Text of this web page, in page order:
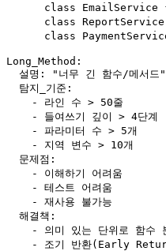
class EmailService
class ReportService
class
Long_Method:
  설명: "너무 긴 함수/메서드"
  탐지_기준:
    - 라인 수 > 50줄
    - 들여쓰기 깊이 > 4단계
    - 파라미터 수 > 5개
    - 지역 변수 > 10개
  문제점:
    - 이해하기 어려움
    - 테스트 어려움
    - 재사용 불가능
  해결책:
- 의미 있는 단위로 함수
- 조기 반환(Early